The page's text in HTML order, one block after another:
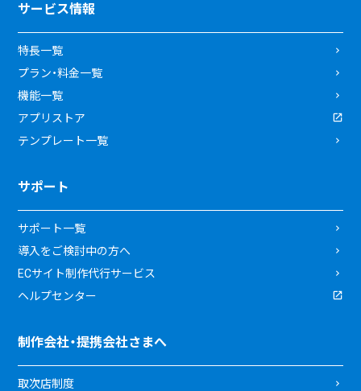
サービス情報
特長一覧
プラン・料金一覧
機能一覧
アプリストア
テンプレート一覧
サポート
サポート一覧
導入をご検討中の方へ
ECサイト制作代行サービス
ヘルプセンター
制作会社・提携会社さまへ
取次店制度